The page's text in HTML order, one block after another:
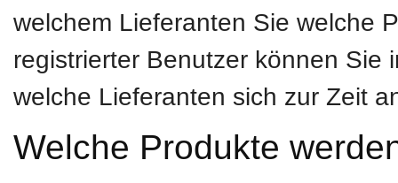
welchem Lieferanten Sie welche
registrierter Benutzer können Sie
welche Lieferanten sich zur Zeit
Welche Produkte